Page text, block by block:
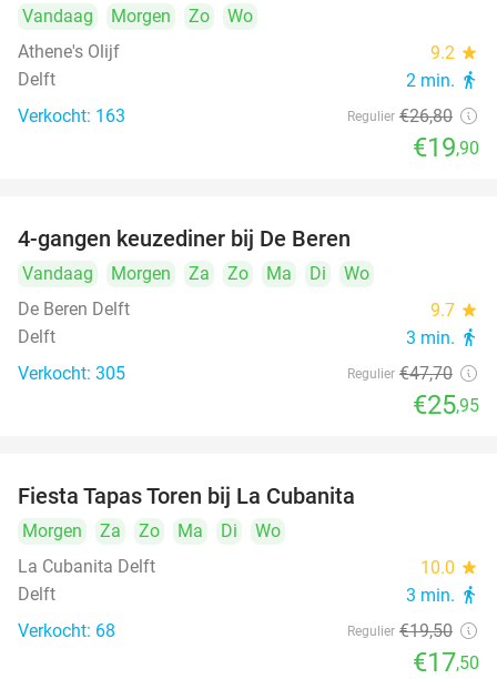
Vandaag Morgen Zo
Wo
Athene's Olijf
9.2 star
Delft 2 min. directions_walk
Verkocht: 163 Regulier €26,80
€19,90
4-gangen keuzediner bij De Beren
Vandaag Morgen Za Zo Ma Di
Wo
De Beren Delft
9.7 star
Delft 3 min. directions_walk
Verkocht: 305 Regulier €47,70
€25,95
Fiesta Tapas Toren bij La Cubanita
Morgen Za Zo Ma Di
Wo
La Cubanita Delft
10.0 star
Delft 3 min. directions_walk
Verkocht: 68 Regulier €19,50
€17,50